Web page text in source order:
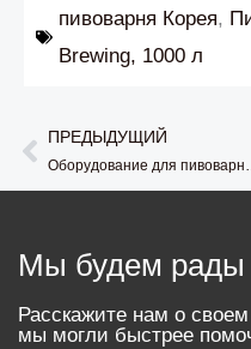
пивоварня Корея,
Brewing, 1000 л
Prev
ПРЕДЫДУЩИЙ
Оборудование
Мы будем рады
Расскажите нам о
мы могли быстрее